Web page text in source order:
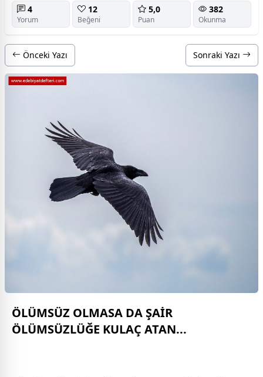
4
Yorum
12
Beğeni
5,0
Puan
382
Okunma
Önceki Yazı Sonraki Yazı
ÖLÜMSÜZ OLMASA DA ŞAİR
ÖLÜMSÜZLÜĞE KULAÇ ATAN...